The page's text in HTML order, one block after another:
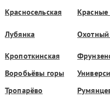
Красносельская
Красные
Лубянка
Кропоткинская
Воробьёвы горы
Тропарёво